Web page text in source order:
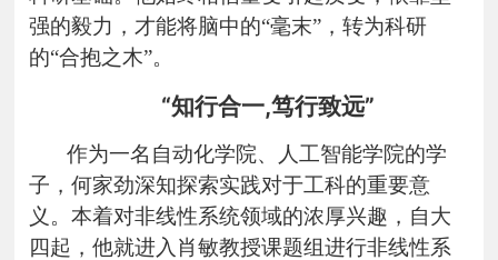
强的毅力，才能将脑中的“毫末”，转为科研
的“合抱之木”。
“知行合一,笃行致远”
作为一名自动化学院、人工智能学院的学
子，何家劲深知探索实践对于工科的重要意
义。本着对非线性系统领域的浓厚兴趣，自大
四起，他就进入肖敏教授课题组进行非线性系